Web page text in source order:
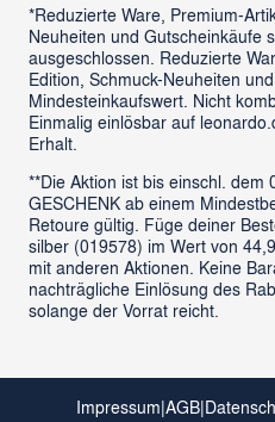
*Reduzierte Ware, Premium-
Neuheiten und Gutscheinkäufe
ausgeschlossen. Reduzierte
Edition, Schmuck-Neuheiten
Mindesteinkaufswert. Nicht
Einmalig einlösbar auf
Erhalt.
**Die Aktion ist bis einschl. dem
GESCHENK ab einem
Retoure gültig. Füge deiner
silber (019578) im Wert von
mit anderen Aktionen. Keine
nachträgliche Einlösung des
solange der Vorrat reicht.
Impressum|AGB|